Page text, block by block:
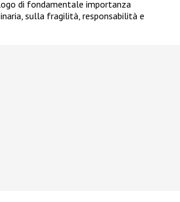
di fondamentale importanza
sulla fragilità, responsabilità e